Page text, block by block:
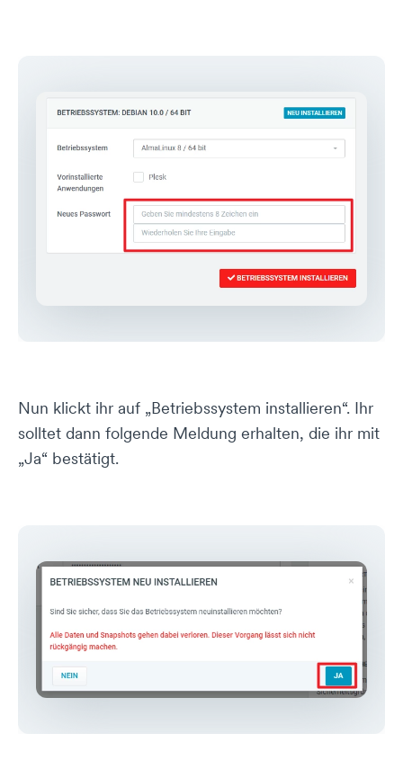
Nun klickt ihr auf „Betriebssystem installieren“. Ihr
solltet dann folgende Meldung erhalten, die ihr mit
„Ja“ bestätigt.